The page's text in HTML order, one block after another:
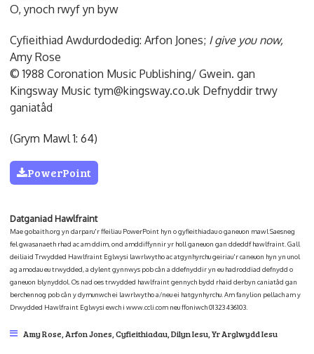
O, ynoch rwyf yn byw
Cyfieithiad Awdurdodedig: Arfon Jones; I give you now,
Amy Rose
© 1988 Coronation Music Publishing/ Gwein. gan
Kingsway Music tym@kingsway.co.uk Defnyddir trwy
ganiatâd
(Grym Mawl 1: 64)
PowerPoint
Datganiad Hawlfraint
Mae gobaith.org yn darparu'r ffeiliau PowerPoint hyn o gyfieithiadau o ganeuon mawl Saesneg
fel gwasanaeth rhad ac am ddim, ond amddiffynnir yr holl ganeuon gan ddeddf hawlfraint. Gall
deiliaid Trwydded Hawlfraint Eglwysi lawrlwytho ac atgynhyrchu geiriau'r caneuon hyn yn unol
ag amodau eu trwydded, a dylent gynnwys pob cân a ddefnyddir yn eu hadroddiad defnydd o
ganeuon blynyddol. Os nad oes trwydded hawlfraint gennych bydd rhaid derbyn caniatâd gan
berchennog pob cân y dymunwch ei lawrlwytho a/neu ei hatgynhyrchu. Am fanylion pellach am y
Drwydded Hawlfraint Eglwysi ewch i www.ccli.com neu ffoniwch 01323 436103.
Amy Rose Arfon Jones Cyfieithiadau Dilyn Iesu Yr Arglwydd Iesu